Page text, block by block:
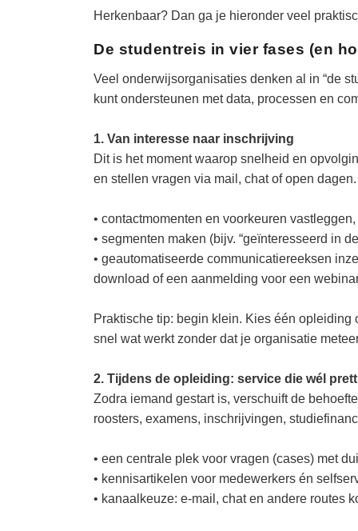
Herkenbaar? Dan ga je hieronder veel
De studentreis in vier fases (en
Veel onderwijsorganisaties denken al in “de
kunt ondersteunen met data, processen en
1. Van interesse naar inschrijving
Dit is het moment waarop snelheid en
en stellen vragen via mail, chat of open
• contactmomenten en voorkeuren
• segmenten maken (bijv. “geïnteresseerd in
• geautomatiseerde communicatiereeksen
download of een aanmelding voor een
Praktische tip: begin klein. Kies één opleiding
snel wat werkt zonder dat je organisatie
2. Tijdens de opleiding: service die wél
Zodra iemand gestart is, verschuift de
roosters, examens, inschrijvingen,
• een centrale plek voor vragen (cases) met
• kennisartikelen voor medewerkers én
• kanaalkeuze: e-mail, chat en andere routes